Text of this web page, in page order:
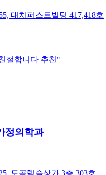
대치퍼스트빌딩 417,418호
절합니다 추천 "
정의학과